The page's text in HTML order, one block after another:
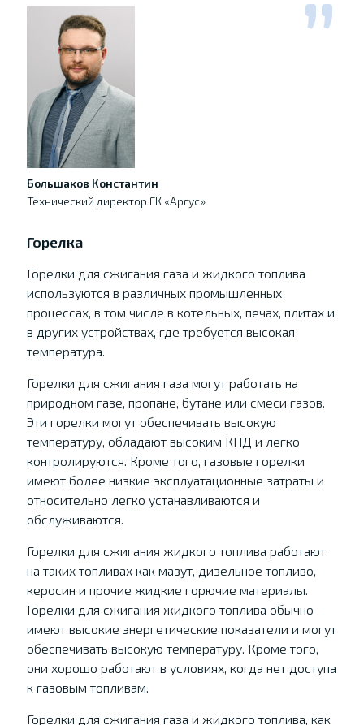
Большаков Константин
Технический директор ГК «Аргус»
Горелка
Горелки для сжигания газа и жидкого топлива
используются в различных промышленных
процессах, в том числе в котельных, печах, плитах и
в других устройствах, где требуется высокая
температура.
Горелки для сжигания газа могут работать на
природном газе, пропане, бутане или смеси газов.
Эти горелки могут обеспечивать высокую
температуру, обладают высоким КПД и легко
контролируются. Кроме того, газовые горелки
имеют более низкие эксплуатационные затраты и
относительно легко устанавливаются и
обслуживаются.
Горелки для сжигания жидкого топлива работают
на таких топливах как мазут, дизельное топливо,
керосин и прочие жидкие горючие материалы.
Горелки для сжигания жидкого топлива обычно
имеют высокие энергетические показатели и могут
обеспечивать высокую температуру. Кроме того,
они хорошо работают в условиях, когда нет доступа
к газовым топливам.
Горелки для сжигания газа и жидкого топлива, как